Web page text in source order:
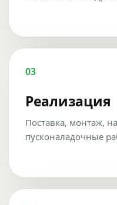
03
Реализация
Поставка, монтаж,
пусконаладочные